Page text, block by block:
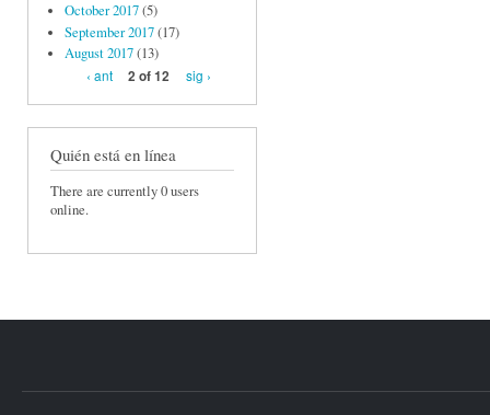
October 2017(5)
September 2017(17)
August 2017(13)
‹ ant
2 of 12 sig ›
Quién está en línea
There are currently 0 users
online.